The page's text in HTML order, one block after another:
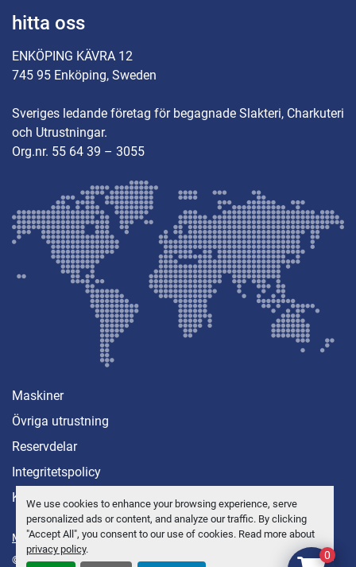
We use cookies to enhance your browsing experience, serve
personalized ads or content, and analyze our traffic. By clicking
"Accept All", you consent to our use of cookies. Read more about
privacy policy.
hitta oss
ENKÖPING KÄVRA 12
745 95 Enköping, Sweden
Sveriges ledande företag för begagnade Slakteri, Charkuteri
och Utrustningar.
Org.nr. 55 64 39 – 3055
Maskiner
Övriga utrustning
Reservdelar
Integritetspolicy
Kontakt
Manage Cookies
© Copyright Anders Brolin AB 2026 0